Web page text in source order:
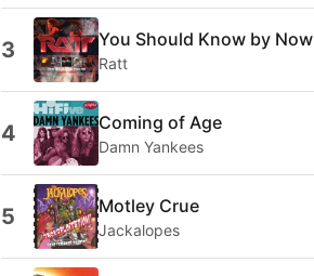
3 You Should Know by Now
Ratt
4 Coming of Age
Damn Yankees
5 Motley Crue
Jackalopes